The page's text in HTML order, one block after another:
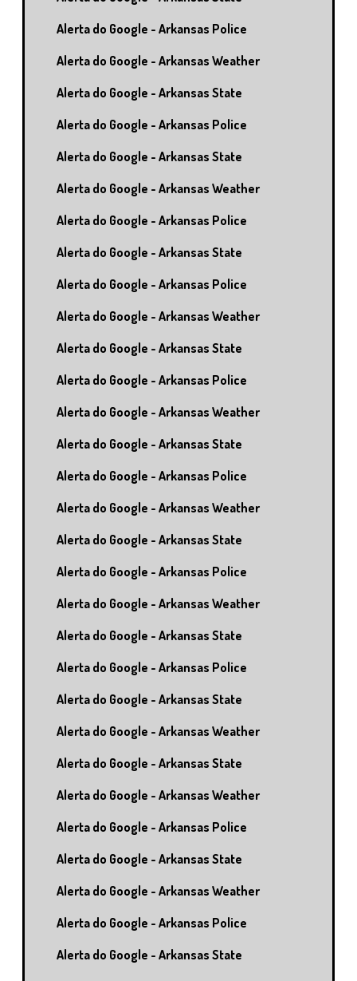
Alerta do Google - Arkansas Police
Alerta do Google - Arkansas Weather
Alerta do Google - Arkansas State
Alerta do Google - Arkansas Police
Alerta do Google - Arkansas State
Alerta do Google - Arkansas Weather
Alerta do Google - Arkansas Police
Alerta do Google - Arkansas State
Alerta do Google - Arkansas Police
Alerta do Google - Arkansas Weather
Alerta do Google - Arkansas State
Alerta do Google - Arkansas Police
Alerta do Google - Arkansas Weather
Alerta do Google - Arkansas State
Alerta do Google - Arkansas Police
Alerta do Google - Arkansas Weather
Alerta do Google - Arkansas State
Alerta do Google - Arkansas Police
Alerta do Google - Arkansas Weather
Alerta do Google - Arkansas State
Alerta do Google - Arkansas Police
Alerta do Google - Arkansas State
Alerta do Google - Arkansas Weather
Alerta do Google - Arkansas State
Alerta do Google - Arkansas Weather
Alerta do Google - Arkansas Police
Alerta do Google - Arkansas State
Alerta do Google - Arkansas Weather
Alerta do Google - Arkansas Police
Alerta do Google - Arkansas State